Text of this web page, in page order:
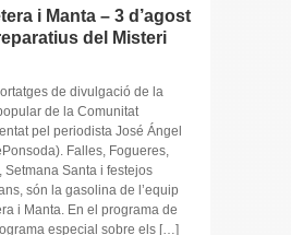
i Manta – 3 d’agost
del Misteri
de divulgació de la
de la Comunitat
pel periodista José Ángel
Falles, Fogueres,
Setmana Santa i festejos
són la gasolina de l’equip
i Manta. En el programa de
especial sobre els […]